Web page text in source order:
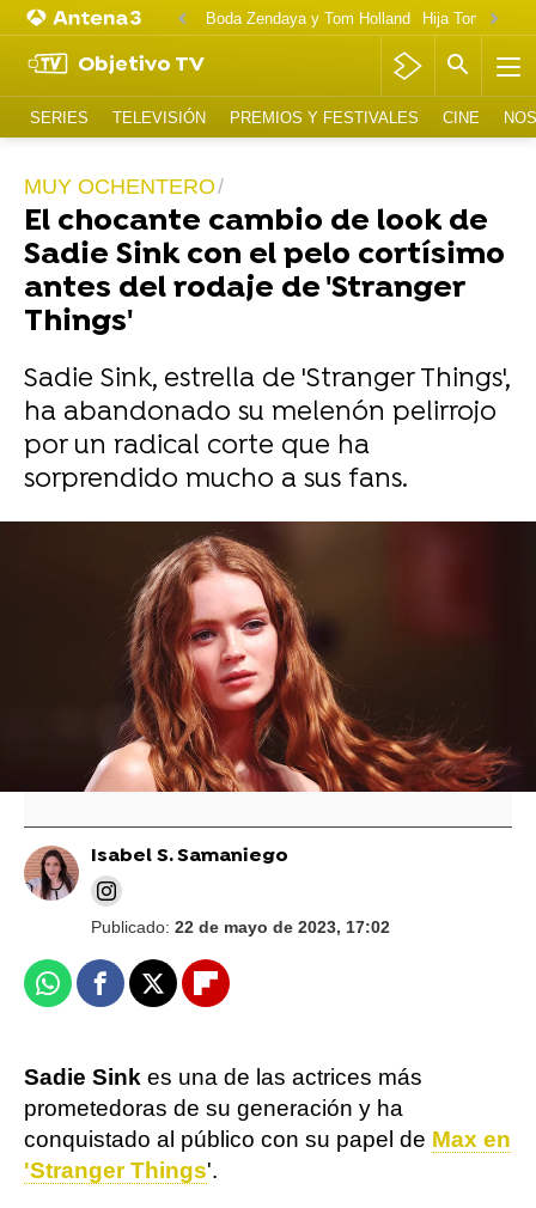
Boda Zendaya y Tom Holland Hija Tom
Objetivo TV
SERIES TELEVISIÓN PREMIOS Y FESTIVALES CINE
MUY OCHENTERO
El chocante cambio de look de
Sadie Sink con el pelo cortísimo
antes del rodaje de 'Stranger
Things'
Sadie Sink, estrella de 'Stranger Things',
ha abandonado su melenón pelirrojo
por un radical corte que ha
sorprendido mucho a sus fans.
Los guionistas de 'Stranger Things' revelan
una pista clave sobre el destino de Max
De 'Stranger Things' a 'The Last of Us': Así
está afectando la huelga de guionistas a tus
series favoritas
Isabel S. Samaniego
Publicado: 22 de mayo de 2023, 17:02
WhatsappFacebook
X Flipboard
Sadie Sink es una de las actrices más
prometedoras de su generación y ha
conquistado al público con su papel de Max en
'Stranger Things'.